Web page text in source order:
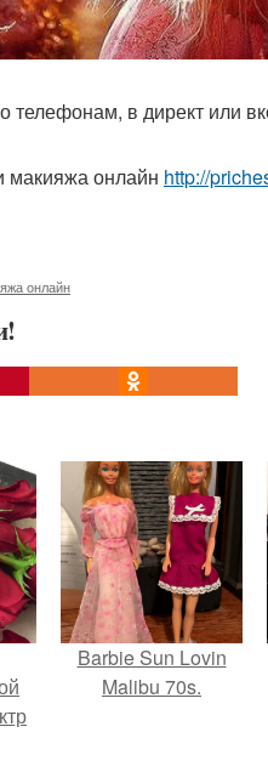
телефонам, в директ или
макияжа онлайн http://
онлайн
Barbie Sun Lovin
Malibu 70s.